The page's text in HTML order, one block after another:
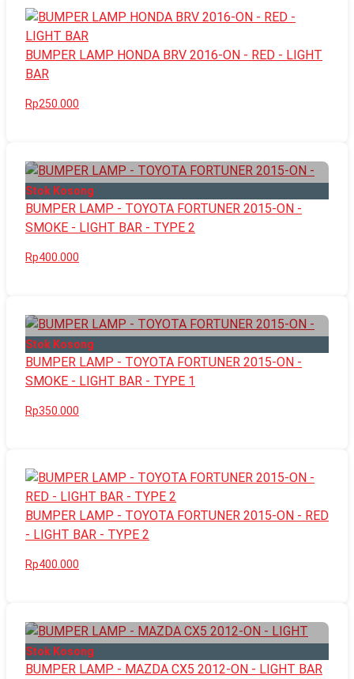
BUMPER LAMP HONDA BRV 2016-ON - RED - LIGHT
BAR
Rp250.000
Stok Kosong
BUMPER LAMP - TOYOTA FORTUNER 2015-ON -
SMOKE - LIGHT BAR - TYPE 2
Rp400.000
Stok Kosong
BUMPER LAMP - TOYOTA FORTUNER 2015-ON -
SMOKE - LIGHT BAR - TYPE 1
Rp350.000
BUMPER LAMP - TOYOTA FORTUNER 2015-ON - RED
- LIGHT BAR - TYPE 2
Rp400.000
Stok Kosong
BUMPER LAMP - MAZDA CX5 2012-ON - LIGHT BAR